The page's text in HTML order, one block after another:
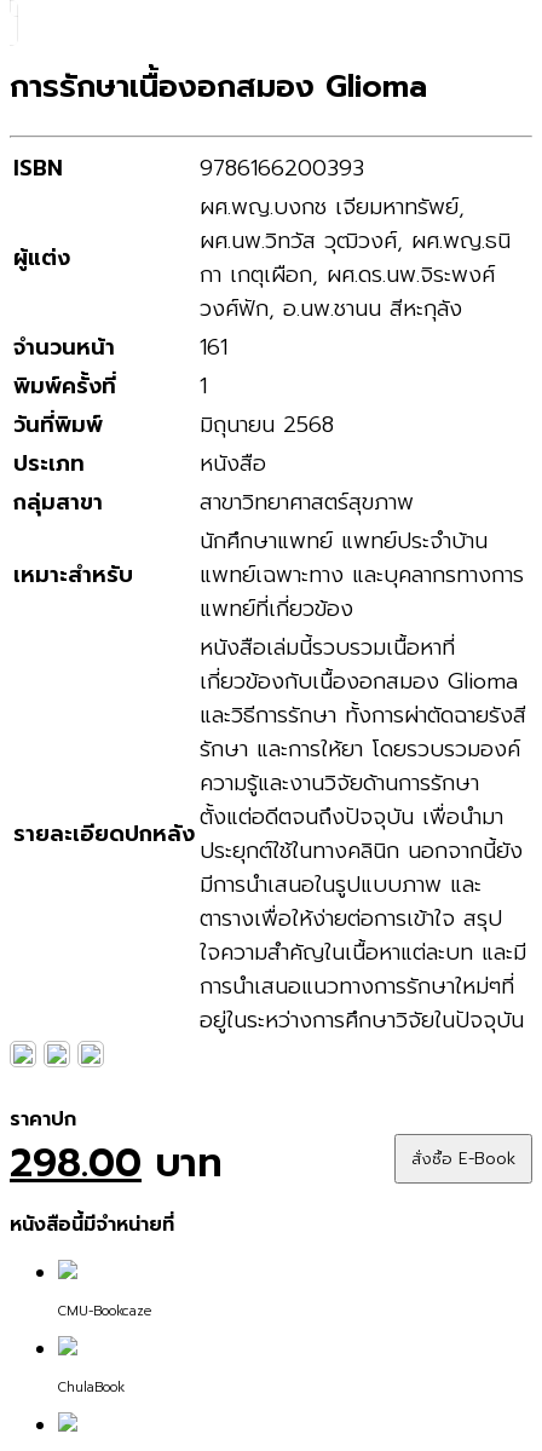
การรักษาเนื้องอกสมอง Glioma
ISBN 9786166200393
ผู้แต่ง
ผศ.พญ.บงกช เจียมหาทรัพย์,
ผศ.นพ.วิทวัส วุฒิวงศ์, ผศ.พญ.ธนิ
กา เกตุเผือก, ผศ.ดร.นพ.จิระพงศ์
วงศ์ฟัก, อ.นพ.ชานน สีหะกุลัง
จำนวนหน้า
161
พิมพ์ครั้งที่
1
วันที่พิมพ์
มิถุนายน 2568
ประเภท
หนังสือ
กลุ่มสาขา
สาขาวิทยาศาสตร์สุขภาพ
เหมาะสำหรับ
นักศึกษาแพทย์ แพทย์ประจำบ้าน
แพทย์เฉพาะทาง และบุคลากรทางการ
แพทย์ที่เกี่ยวข้อง
รายละเอียดปกหลัง
หนังสือเล่มนี้รวบรวมเนื้อหาที่
เกี่ยวข้องกับเนื้องอกสมอง Glioma
และวิธีการรักษา ทั้งการผ่าตัดฉายรังสี
รักษา และการให้ยา โดยรวบรวมองค์
ความรู้และงานวิจัยด้านการรักษา
ตั้งแต่อดีตจนถึงปัจจุบัน เพื่อนำมา
ประยุกต์ใช้ในทางคลินิก นอกจากนี้ยัง
มีการนำเสนอในรูปแบบภาพ และ
ตารางเพื่อให้ง่ายต่อการเข้าใจ สรุป
ใจความสำคัญในเนื้อหาแต่ละบท และมี
การนำเสนอแนวทางการรักษาใหม่ๆที่
อยู่ในระหว่างการศึกษาวิจัยในปัจจุบัน
ราคาปก
298.00 บาท สั่งซื้อ E-Book
หนังสือนี้มีจำหน่ายที่
CMU-Bookcaze
ChulaBook